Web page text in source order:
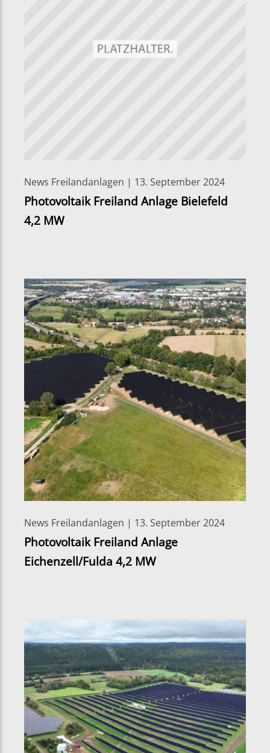
News Freilandanlagen | 13. September 2024
Photovoltaik Freiland Anlage Bielefeld
4,2 MW
News Freilandanlagen | 13. September 2024
Photovoltaik Freiland Anlage
Eichenzell/Fulda 4,2 MW